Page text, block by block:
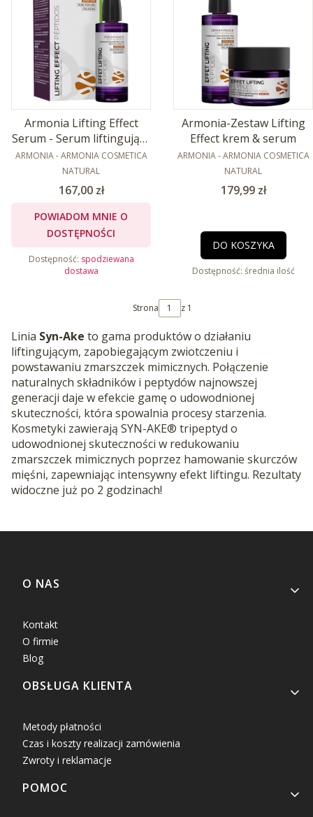
Armonia Lifting Effect
Serum - Serum liftingujące
z peptydami Syn-Ake 30ml
PRODUCENT
ARMONIA - ARMONIA COSMETICA
NATURAL
Cena
167,00 zł
POWIADOM MNIE O
DOSTĘPNOŚCI
Dostępność: spodziewana
dostawa
Armonia-Zestaw Lifting
Effect krem & serum
PRODUCENT
ARMONIA - ARMONIA COSMETICA
NATURAL
Cena
179,99 zł
DO KOSZYKA
Dostępność: średnia ilość
Strona z 1
Linia Syn-Ake to gama produktów o działaniu
liftingującym, zapobiegającym zwiotczeniu i
powstawaniu zmarszczek mimicznych. Połączenie
naturalnych składników i peptydów najnowszej
generacji daje w efekcie gamę o udowodnionej
skuteczności, która spowalnia procesy starzenia.
Kosmetyki zawierają SYN-AKE® tripeptyd o
udowodnionej skuteczności w redukowaniu
zmarszczek mimicznych poprzez hamowanie skurczów
mięśni, zapewniając intensywny efekt liftingu. Rezultaty
widoczne już po 2 godzinach!
Linki w stopce
O NAS
Kontakt
O firmie
Blog
OBSŁUGA KLIENTA
Metody płatności
Czas i koszty realizacji zamówienia
Zwroty i reklamacje
POMOC